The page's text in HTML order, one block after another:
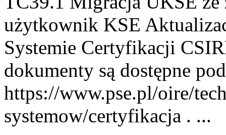
użytkownik KSE
Systemie Certyfikacji
dokumenty są dostępne
https://www.pse.pl/oire/
systemow/certyfikacja . ...